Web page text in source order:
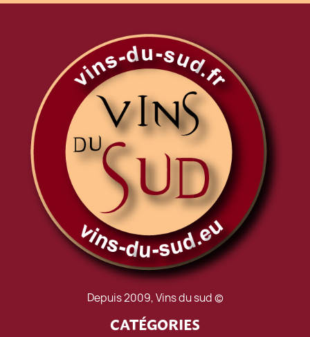
Depuis 2009, Vins du sud ©
CATÉGORIES